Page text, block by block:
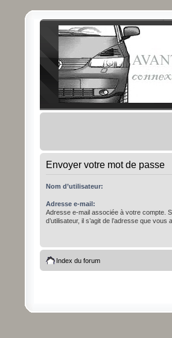
Envoyer votre mot de passe
Nom d’utilisateur:
Adresse e-mail:
Adresse e-mail associée à votre compte.
d’utilisateur, il s’agit de l’adresse que
Index du forum